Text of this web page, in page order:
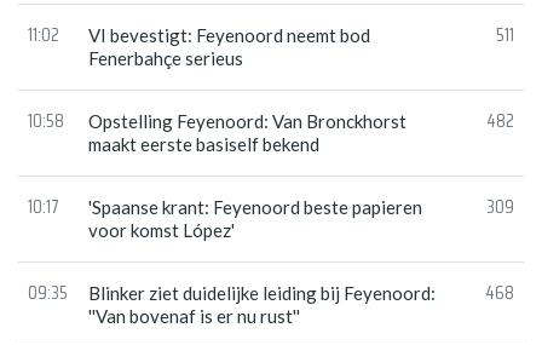
11:02
VI bevestigt: Feyenoord neemt bod
Fenerbahçe serieus
511
10:58
Opstelling Feyenoord: Van Bronckhorst
maakt eerste basiself bekend
482
10:17
'Spaanse krant: Feyenoord beste papieren
voor komst López'
309
09:35
Blinker ziet duidelijke leiding bij Feyenoord:
''Van bovenaf is er nu rust''
468